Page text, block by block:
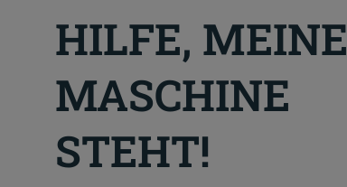
HILFE, MEINE
MASCHINE
STEHT!